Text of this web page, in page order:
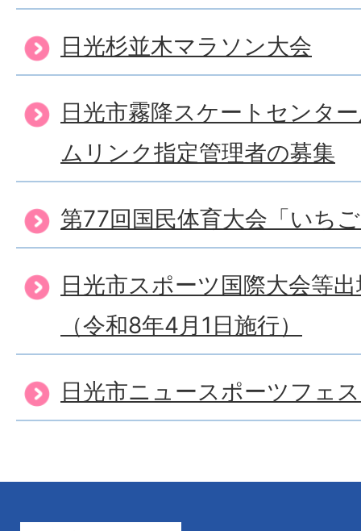
日光杉並木マラソン大会
日光市霧降スケートセンタ
ムリンク指定管理者の募集
第77回国民体育大会「いち
日光市スポーツ国際大会等
（令和8年4月1日施行）
日光市ニュースポーツフェ